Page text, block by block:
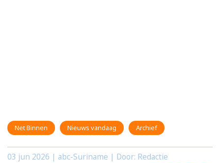
Net Binnen Nieuws vandaag Archief
03 jun 2026 | abc-Suriname | Door: Redactie